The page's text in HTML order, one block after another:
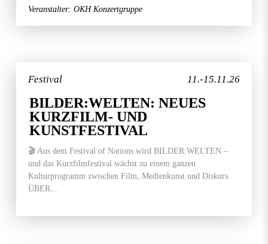
Veranstalter: OKH Konzertgruppe
11.-15.11.26
Festival
BILDER:WELTEN: NEUES
KURZFILM- UND
KUNSTFESTIVAL
🎬 Aus dem Festival of Nations wird BILDER:WELTEN –
und das Kurzfilmfestival wächst zu einem ganzen
Kulturprogramm zwischen Film, Medienkunst und Diskurs.
ÜBER...